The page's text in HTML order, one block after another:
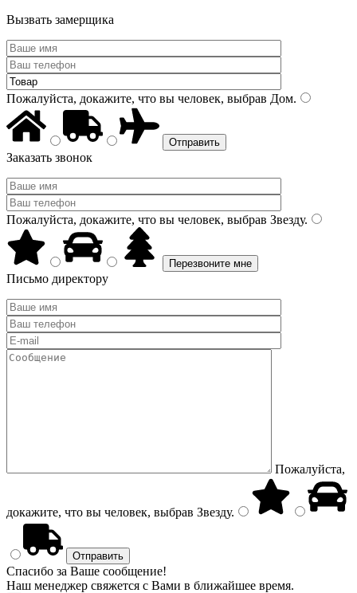
Вызвать замерщика
Пожалуйста, докажите, что вы человек, выбрав Дом.
Заказать звонок
Пожалуйста, докажите, что вы человек, выбрав Звезду.
Письмо директору
Пожалуйста,
докажите, что вы человек, выбрав Звезду.
Спасибо за Ваше сообщение!
Наш менеджер свяжется с Вами в ближайшее время.